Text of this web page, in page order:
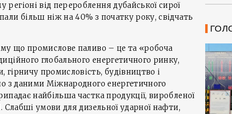
від перероблення дубайської сирої
більш ніж на 40% з початку року, свідчать
що промислове паливо – це та «робоча
глобального енергетичного ринку,
промисловість, будівництво і
з даними Міжнародного енергетичного
найбільша частка продукції, виробленої
Слабші умови для дизельної ударної нафти,